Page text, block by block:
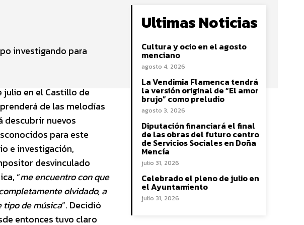
investigando para
julio en el Castillo de
de las melodías
descubrir nuevos
para este
e investigación,
desvinculado
“me encuentro con que
olvidado, a
tipo de música”. Decidió
entonces tuvo claro
Ultimas Noticias
Cultura y ocio en el agosto
menciano
agosto 4, 2026
La Vendimia Flamenca tendrá
la versión original de “El amor
brujo” como preludio
agosto 3, 2026
Diputación financiará el final
de las obras del futuro centro
de Servicios Sociales en Doña
Mencía
julio 31, 2026
Celebrado el pleno de julio en
el Ayuntamiento
julio 31, 2026